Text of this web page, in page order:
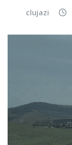
clujazi